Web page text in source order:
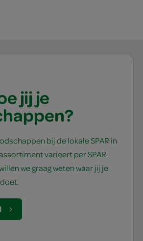
jij je
bij de lokale SPAR in
varieert per SPAR
we graag weten waar jij je